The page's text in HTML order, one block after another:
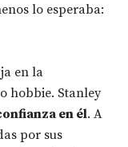
lo esperaba:
en la
hobbie. Stanley
en él. A
por sus